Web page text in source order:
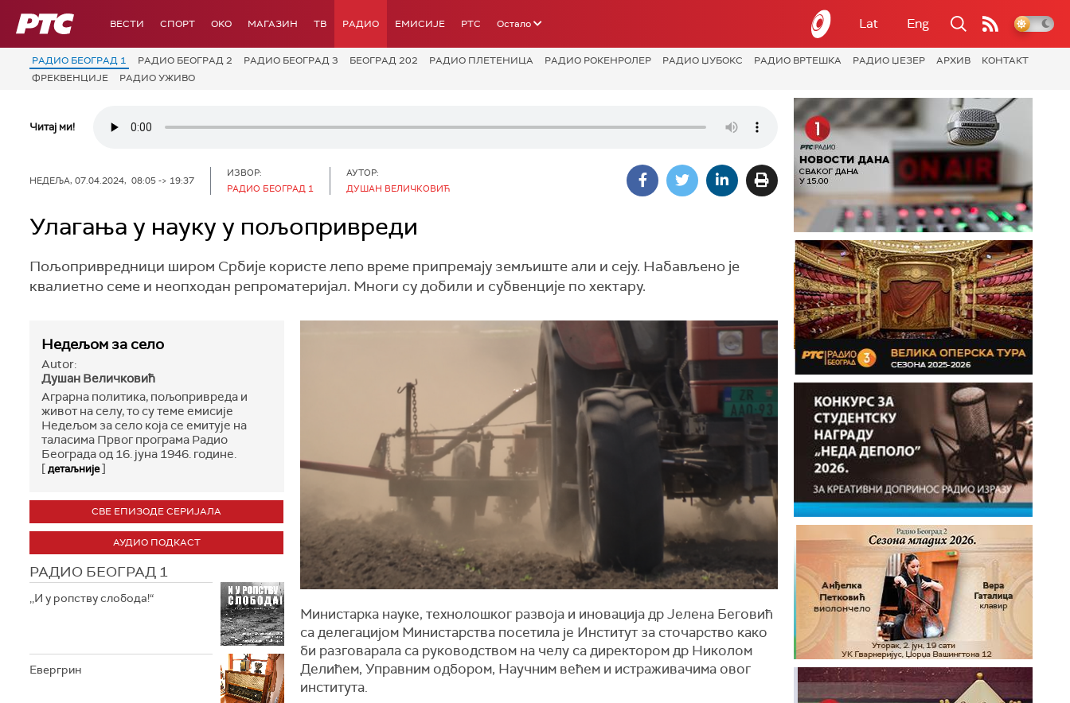
РТС ВЕСТИ СПОРТ OKO МАГАЗИН ТВ РАДИО ЕМИСИЈЕ РТС Остало Lat Eng
РАДИО БЕОГРАД 1 РАДИО БЕОГРАД 2 РАДИО БЕОГРАД 3 БЕОГРАД 202 РАДИО ПЛЕТЕНИЦА РАДИО РОКЕНРОЛЕР РАДИО ЏУБОКС РАДИО ВРТЕШКА РАДИО ЏЕЗЕР АРХИВ
КОНТАКТ
ФРЕКВЕНЦИЈЕ
РАДИО УЖИВО
Читај ми!
НЕДЕЉА, 07.04.2024, 08:05 -> 19:37
ИЗВОР:
РАДИО БЕОГРАД 1
АУТОР:
ДУШАН ВЕЛИЧКОВИЋ
Улагања у науку у пољопривреди
Пољопривредници широм Србије користе лепо време припремају земљиште али и сеју. Набављено је
квалиетно семе и неопходан репроматеријал. Многи су добили и субвенције по хектару.
Недељом за село
Autor:
Душан Величковић
Аграрна политика, пољопривреда и
живот на селу, то су теме емисије
Недељом за село која се емитује нa
таласима Првог програма Радио
Београда од 16. јуна 1946. године.
[детаљније]
СВЕ ЕПИЗОДЕ СЕРИЈАЛА
АУДИО ПОДКАСТ
РАДИО БЕОГРАД 1
,,И у ропству слобода!“
Евергрин
Министарка науке, технолошког развоја и иновација др Јелена Беговић
са делегацијом Министарства посетила је Институт за сточарство како
би разговарала са руководством на челу са директором др Николом
Делићем, Управним одбором, Научним већем и истраживачима овог
института.